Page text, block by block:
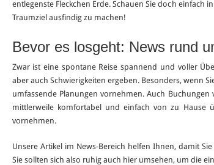
entlegenste Fleckchen Erde. Schauen Sie doch einfach
Traumziel ausfindig zu machen!
Bevor es losgeht: News rund
Zwar ist eine spontane Reise spannend und voller
aber auch Schwierigkeiten ergeben. Besonders, wenn
umfassende Planungen vornehmen. Auch
mittlerweile komfortabel und einfach von zu Hause
vornehmen.
Unsere Artikel im News-Bereich helfen Ihnen, damit
Sie sollten sich also ruhig auch hier umsehen, um die